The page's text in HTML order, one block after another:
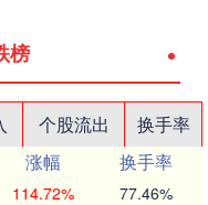
榜
个股流出
换手率
涨幅
换手率
114.72% 77.46%